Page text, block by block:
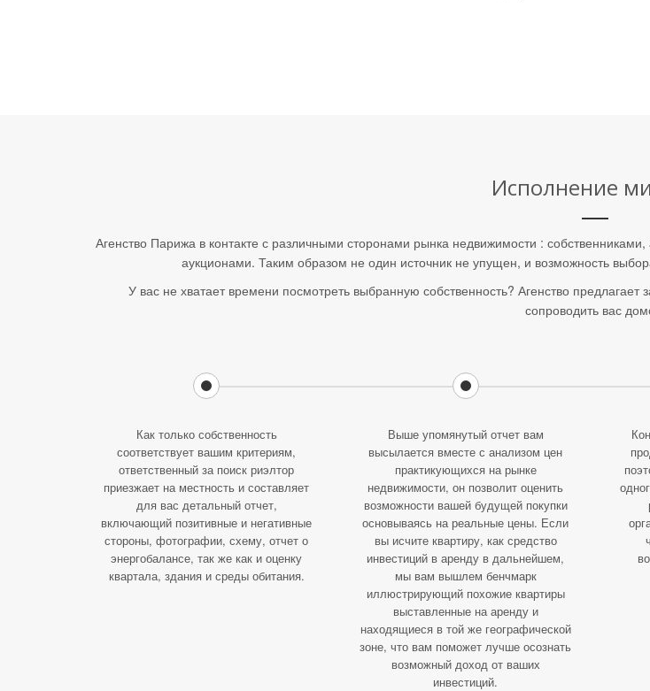
Исполнение
Агенство Парижа в контакте с различными сторонами рынка недвижимости :
аукционами. Таким образом не один источник не упущен, и возможность
У вас не хватает времени посмотреть выбранную собственность? Агенство предлагает
сопроводить вас
Как только собственность
соответствует вашим критериям,
ответственный за поиск риэлтор
приезжает на местность и составляет
для вас детальный отчет,
включающий позитивные и негативные
стороны, фотографии, схему, отчет о
энергобалансе, так же как и оценку
квартала, здания и среды обитания.
Выше упомянутый отчет вам
высылается вместе с анализом цен
практикующихся на рынке
недвижимости, он позволит оценить
возможности вашей будущей покупки
основываясь на реальные цены. Если
вы исчите квартиру, как средство
инвестиций в аренду в дальнейшем,
мы вам вышлем бенчмарк
иллюстрирующий похожие квартиры
выставленные на аренду и
находящиеся в той же географической
зоне, что вам поможет лучше осознать
возможный доход от ваших
инвестиций.